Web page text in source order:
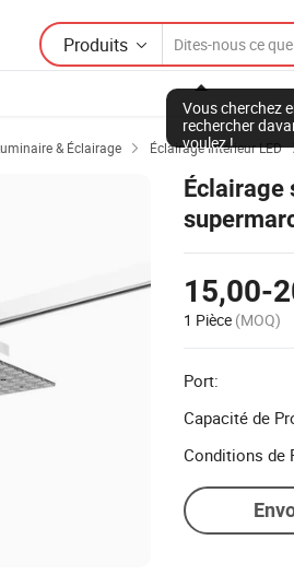
Produits
Vous cherchez
rechercher
voulez !
& Éclairage  Éclairage Intérieur LED
Éclairage
15,00-
1 Pièce (MOQ)
Port:
Capacité de
Conditions de